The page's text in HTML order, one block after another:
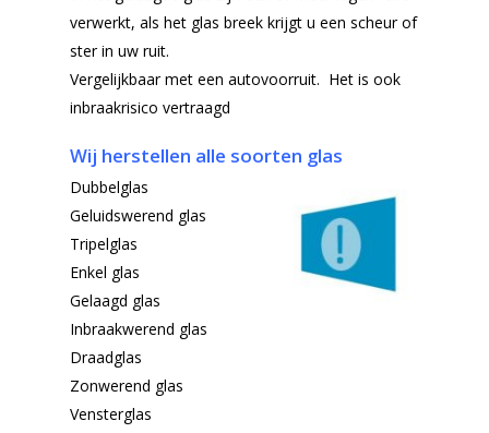
verwerkt, als het glas breek krijgt u een scheur of
ster in uw ruit.
Vergelijkbaar met een autovoorruit. Het is ook
inbraakrisico vertraagd
Wij herstellen alle soorten glas
Dubbelglas
Geluidswerend glas
Tripelglas
Enkel glas
Gelaagd glas
Inbraakwerend glas
Draadglas
Zonwerend glas
Vensterglas